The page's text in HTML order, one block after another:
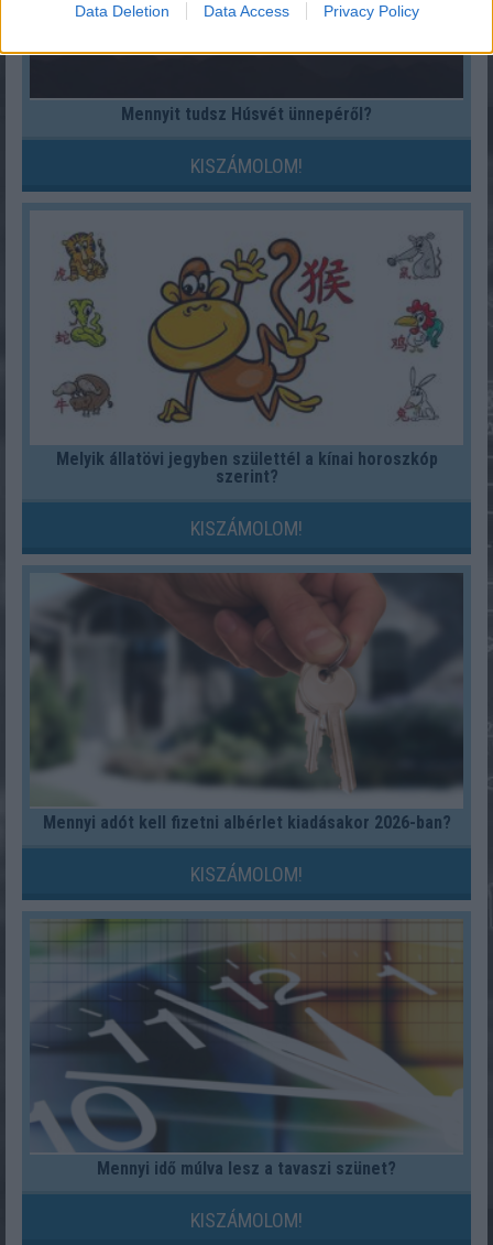
Data Deletion Data Access Privacy Policy
Mennyit tudsz Húsvét ünnepéről?
KISZÁMOLOM!
Melyik állatövi jegyben születtél a kínai horoszkóp
szerint?
KISZÁMOLOM!
Mennyi adót kell fizetni albérlet kiadásakor 2026-ban?
KISZÁMOLOM!
Mennyi idő múlva lesz a tavaszi szünet?
KISZÁMOLOM!